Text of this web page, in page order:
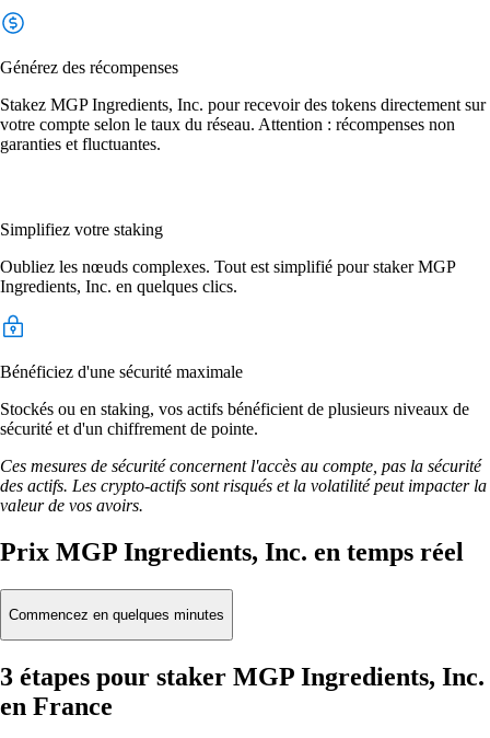
Générez des récompenses
Stakez MGP Ingredients, Inc. pour recevoir des tokens directement sur
votre compte selon le taux du réseau. Attention : récompenses non
garanties et fluctuantes.
Simplifiez votre staking
Oubliez les nœuds complexes. Tout est simplifié pour staker MGP
Ingredients, Inc. en quelques clics.
Bénéficiez d'une sécurité maximale
Stockés ou en staking, vos actifs bénéficient de plusieurs niveaux de
sécurité et d'un chiffrement de pointe.
Ces mesures de sécurité concernent l'accès au compte, pas la sécurité
des actifs. Les crypto-actifs sont risqués et la volatilité peut impacter la
valeur de vos avoirs.
Prix MGP Ingredients, Inc. en temps réel
Commencez en quelques minutes
3 étapes pour staker MGP Ingredients, Inc.
en France